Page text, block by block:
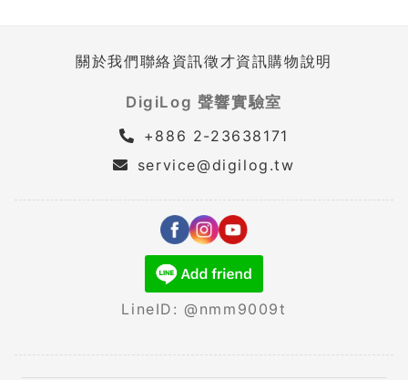
關於我們聯絡資訊徵才資訊購物說明
DigiLog 聲響實驗室
+886 2-23638171
service@digilog.tw
LineID: @nmm9009t